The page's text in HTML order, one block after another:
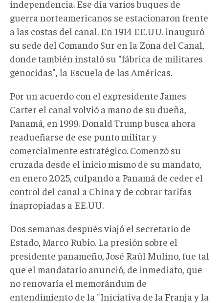
independencia. Ese día varios buques de
guerra norteamericanos se estacionaron frente
a las costas del canal. En 1914 EE.UU. inauguró
su sede del Comando Sur en la Zona del Canal,
donde también instaló su "fábrica de militares
genocidas", la Escuela de las Américas.
Por un acuerdo con el expresidente James
Carter el canal volvió a mano de su dueña,
Panamá, en 1999. Donald Trump busca ahora
readueñarse de ese punto militar y
comercialmente estratégico. Comenzó su
cruzada desde el inicio mismo de su mandato,
en enero 2025, culpando a Panamá de ceder el
control del canal a China y de cobrar tarifas
inapropiadas a EE.UU.
Dos semanas después viajó el secretario de
Estado, Marco Rubio. La presión sobre el
presidente panameño, José Raúl Mulino, fue tal
que el mandatario anunció, de inmediato, que
no renovaría el memorándum de
entendimiento de la "Iniciativa de la Franja y la